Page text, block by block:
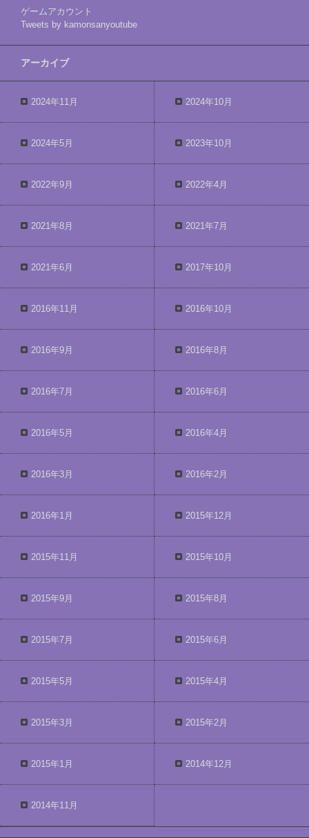
ゲームアカウント
Tweets by kamonsanyoutube
アーカイブ
2024年11月 2024年10月
2024年5月 2023年10月
2022年9月 2022年4月
2021年8月 2021年7月
2021年6月 2017年10月
2016年11月 2016年10月
2016年9月 2016年8月
2016年7月 2016年6月
2016年5月 2016年4月
2016年3月 2016年2月
2016年1月 2015年12月
2015年11月 2015年10月
2015年9月 2015年8月
2015年7月 2015年6月
2015年5月 2015年4月
2015年3月 2015年2月
2015年1月 2014年12月
2014年11月